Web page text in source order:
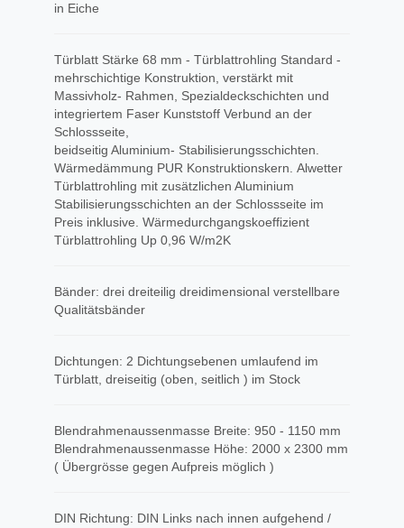
in Eiche
Türblatt Stärke 68 mm - Türblattrohling Standard -
mehrschichtige Konstruktion, verstärkt mit
Massivholz- Rahmen, Spezialdeckschichten und
integriertem Faser Kunststoff Verbund an der
Schlossseite,
beidseitig Aluminium- Stabilisierungsschichten.
Wärmedämmung PUR Konstruktionskern. Alwetter
Türblattrohling mit zusätzlichen Aluminium
Stabilisierungsschichten an der Schlossseite im
Preis inklusive. Wärmedurchgangskoeffizient
Türblattrohling Up 0,96 W/m2K
Bänder: drei dreiteilig dreidimensional verstellbare
Qualitätsbänder
Dichtungen: 2 Dichtungsebenen umlaufend im
Türblatt, dreiseitig (oben, seitlich ) im Stock
Blendrahmenaussenmasse Breite: 950 - 1150 mm
Blendrahmenaussenmasse Höhe: 2000 x 2300 mm
( Übergrösse gegen Aufpreis möglich )
DIN Richtung: DIN Links nach innen aufgehend /